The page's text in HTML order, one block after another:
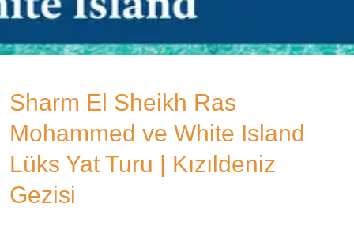
Sharm El Sheikh Ras
Mohammed ve White Island
Lüks Yat Turu | Kızıldeniz
Gezisi